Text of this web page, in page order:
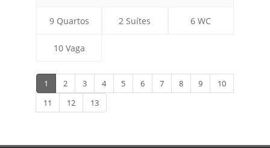
9 Quartos 2 Suítes 6 WC
10 Vaga
1 2 3 4 5 6 7 8 9
10
11
12 13